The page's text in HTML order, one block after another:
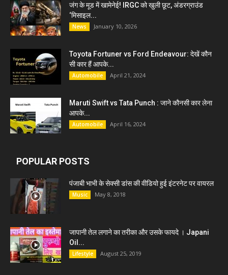
जंग के मूड में खामेनेई! IRGC को खुली छूट, अंडरग्राउंड
‘मिसाइल...
News January 10, 2026
Toyota Fortuner vs Ford Endeavour: देखें कौन
सी कार हैं आपके...
Automobile April 21, 2024
Maruti Swift vs Tata Punch : जाने कौनसी कार लेना
आपके...
Automobile April 16, 2024
POPULAR POSTS
पंजाबी भाभी के सेक्सी डांस की वीडियो हुई इंटरनेट पर वायरल
Music May 8, 2018
जापानी तेल लगाने का तरीका और उसके फायदे । Japani
Oil...
Lifestyle August 25, 2019